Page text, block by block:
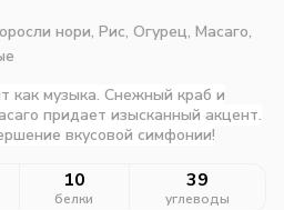
нори, Рис, Огурец, Масаго,
как музыка. Снежный краб и
придает изысканный акцент.
вкусовой симфонии!
10
белки
39
углеводы